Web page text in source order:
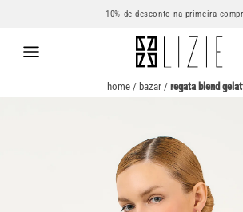
10% de desconto na primeira
home / bazar / regata blend